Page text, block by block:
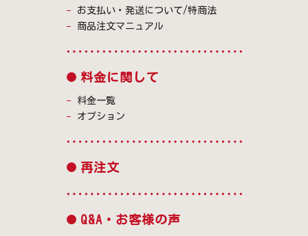
お支払い・発送について/特商法
商品注文マニュアル
料金に関して
料金一覧
オプション
再注文
Q&A・お客様の声